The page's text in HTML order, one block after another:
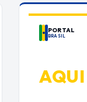
PORTAL
BRASIL
AQUI
Espaço